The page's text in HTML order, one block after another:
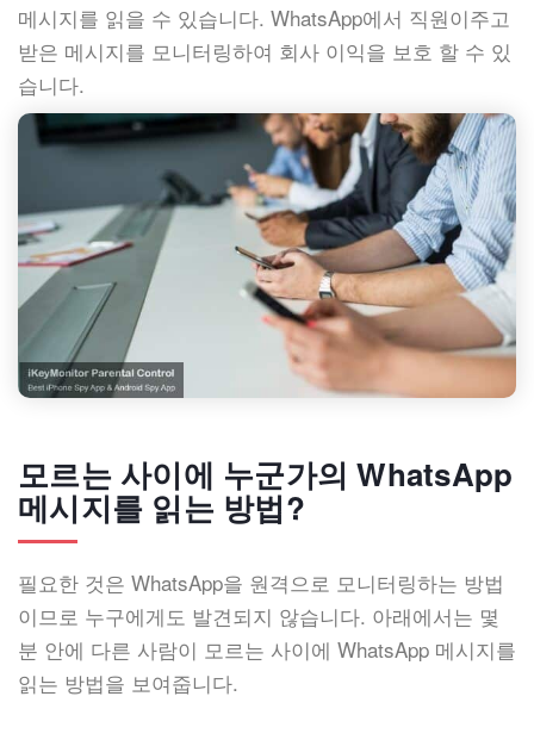
메시지를 읽을 수 있습니다. WhatsApp에서 직원이주고
받은 메시지를 모니터링하여 회사 이익을 보호 할 수 있
습니다.
모르는 사이에 누군가의 WhatsApp
메시지를 읽는 방법?
필요한 것은 WhatsApp을 원격으로 모니터링하는 방법
이므로 누구에게도 발견되지 않습니다. 아래에서는 몇
분 안에 다른 사람이 모르는 사이에 WhatsApp 메시지를
읽는 방법을 보여줍니다.